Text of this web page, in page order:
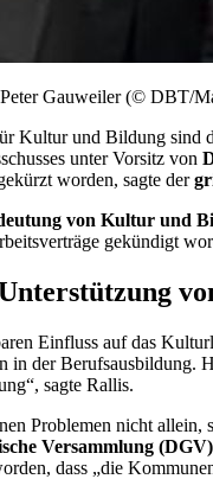
Gauweiler (© DBT/
Kultur und Bildung sind
unter Vorsitz von
worden, sagte der
von Kultur und
gekündigt
Einfluss auf das
in der Berufsausbildung.
sagte Rallis.
Problemen nicht allein,
Versammlung (DGV)
dass „die